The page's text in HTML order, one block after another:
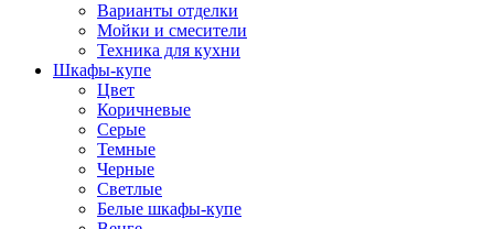
Варианты отделки
Мойки и смесители
Техника для кухни
Шкафы-купе
Цвет
Коричневые
Серые
Темные
Черные
Светлые
Белые шкафы-купе